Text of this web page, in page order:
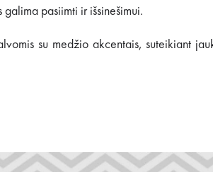
pasiimti ir išsinešimui.
su medžio akcentais, suteikiant